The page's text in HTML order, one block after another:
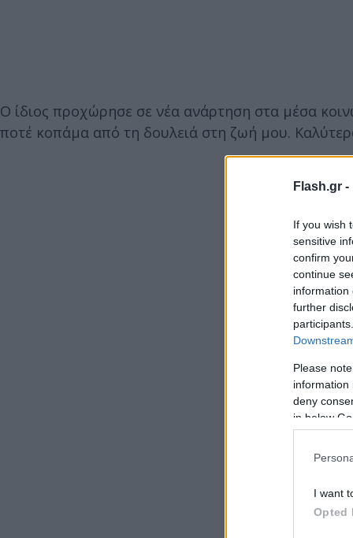
Flash.gr -
If you wish
sensitive
confirm
continue
information
further
Please
information
deny
in below
I want
Opted
Ο ίδιος προχώρησε σε νέα ανάρτηση στα μέσα
ποτέ κοπάμα από τη δουλειά στη ζωή μου.